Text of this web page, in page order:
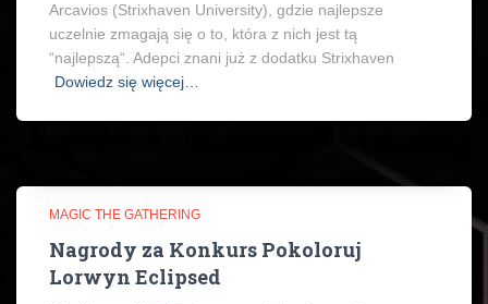
Arcavios (Strixhaven University), gdzie najlepsze
uczelnie zmagają się o to, która z nich jest tą
“najlepszą“. Adepci znani już z dodatku Strixhaven
Dowiedz się więcej…
MAGIC THE GATHERING
Nagrody za Konkurs Pokoloruj
Lorwyn Eclipsed